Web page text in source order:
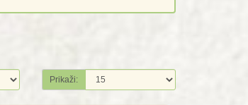
Prikaži: